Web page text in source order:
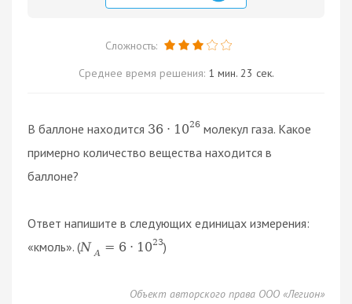
Сложность:
Среднее время решения: 1 мин. 23 сек.
В баллоне находится 36 ⋅ 1026молекул газа. Какое
примерно количество вещества находится в
баллоне?
Ответ напишите в следующих единицах измерения:
«кмоль». (N A = 6 · 1023)
Объект авторского права ООО «Легион»